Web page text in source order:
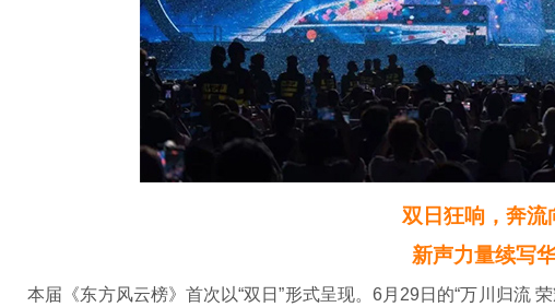
双日狂响，奔流
新声力量续写
本届《东方风云榜》首次以“双日”形式呈现。6月29日的“万川归流